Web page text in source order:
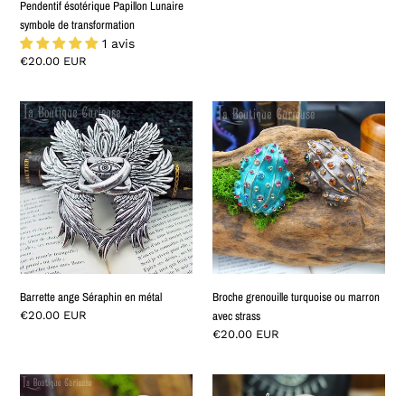
Pendentif ésotérique Papillon Lunaire
symbole de transformation
1 avis
Normaler
€20.00 EUR
Barrette
ange
Séraphin
en
métal
Barrette ange Séraphin en métal
Normaler
€20.00 EUR
Broche
grenouille
turquoise
ou
marron
avec
strass
Broche grenouille turquoise ou marron
avec strass
Normaler
€20.00 EUR
Pendentif
Pendentif